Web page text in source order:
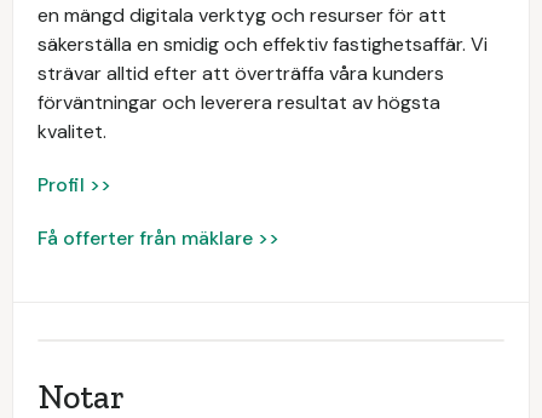
en mängd digitala verktyg och resurser för att
säkerställa en smidig och effektiv fastighetsaffär. Vi
strävar alltid efter att överträffa våra kunders
förväntningar och leverera resultat av högsta
kvalitet.
Profil >>
Få offerter från mäklare >>
Notar